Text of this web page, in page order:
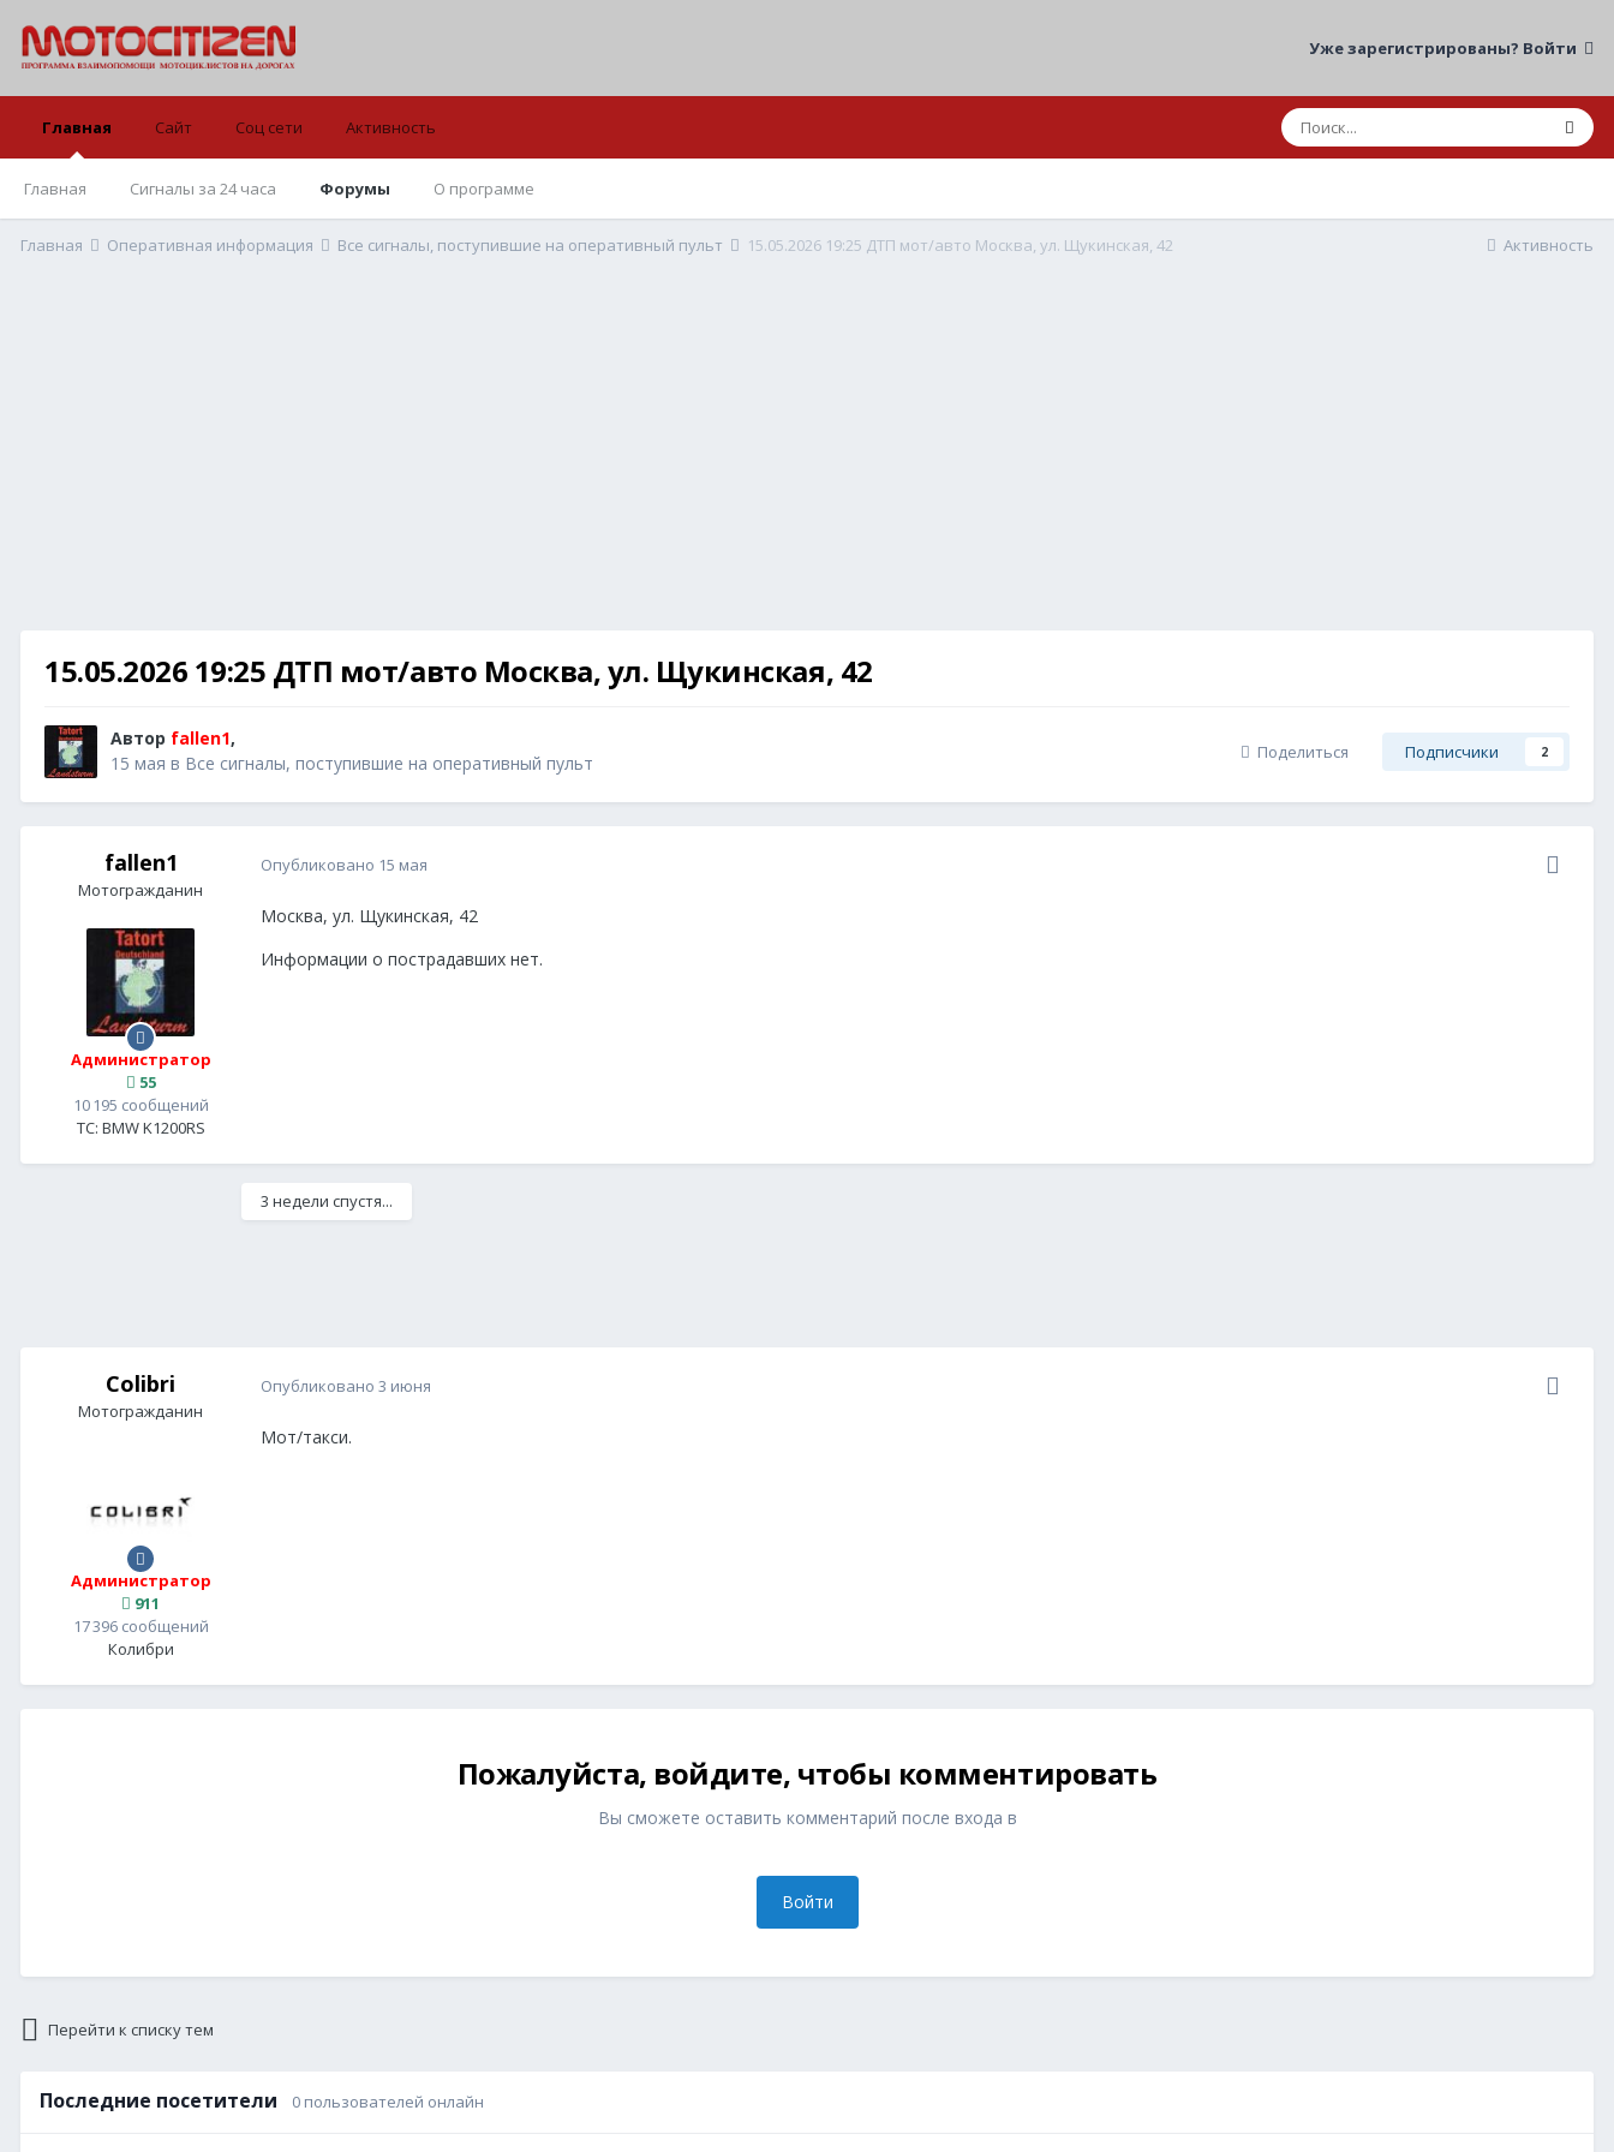
Уже зарегистрированы? Войти
Главная
Главная Сигналы за 24 часа Форумы О программе
Сайт Соц сети Активность
Активность
Главная Оперативная информация Все сигналы, поступившие на оперативный пульт 15.05.2026 19:25 ДТП мот/авто Москва, ул. Щукинская, 42
15.05.2026 19:25 ДТП мот/авто Москва, ул. Щукинская, 42
Автор fallen1,
15 мая в Все сигналы, поступившие на оперативный пульт Поделиться Подписчики 2
fallen1
Мотогражданин
Администратор
55
10 195 сообщений
ТС: BMW K1200RS
Опубликовано 15 мая
Москва, ул. Щукинская, 42
Информации о пострадавших нет.
3 недели спустя...
Colibri
Мотогражданин
Администратор
911
17 396 сообщений
Колибри
Опубликовано 3 июня
Мот/такси.
Пожалуйста, войдите, чтобы комментировать
Вы сможете оставить комментарий после входа в
Войти
Перейти к списку тем
Последние посетители 0 пользователей онлайн